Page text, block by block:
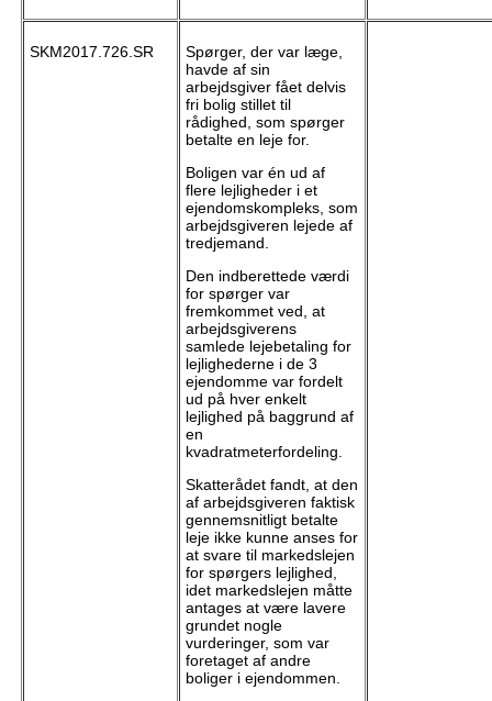
SKM2017.726.SR
Spørger, der var læge,
havde af sin
arbejdsgiver fået delvis
fri bolig stillet til
rådighed, som spørger
betalte en leje for.
Boligen var én ud af
flere lejligheder i et
ejendomskompleks, som
arbejdsgiveren lejede af
tredjemand.
Den indberettede værdi
for spørger var
fremkommet ved, at
arbejdsgiverens
samlede lejebetaling for
lejlighederne i de 3
ejendomme var fordelt
ud på hver enkelt
lejlighed på baggrund af
en
kvadratmeterfordeling.
Skatterådet fandt, at den
af arbejdsgiveren faktisk
gennemsnitligt betalte
leje ikke kunne anses for
at svare til markedslejen
for spørgers lejlighed,
idet markedslejen måtte
antages at være lavere
grundet nogle
vurderinger, som var
foretaget af andre
boliger i ejendommen.